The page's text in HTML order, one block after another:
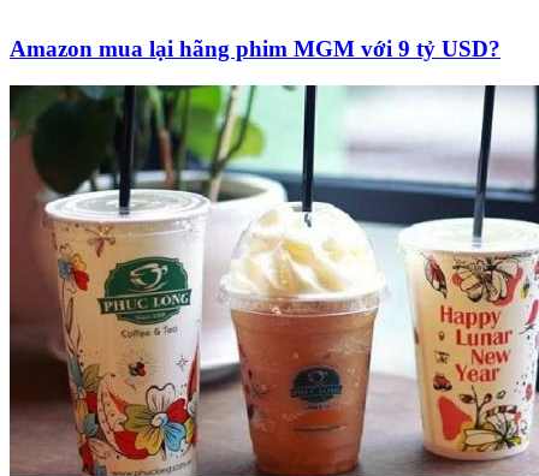
Amazon mua lại hãng phim MGM với 9 tỷ USD?